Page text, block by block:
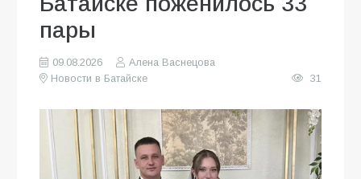
пары
09.08.2026
Алена Васнецова
Новости в Батайске
31